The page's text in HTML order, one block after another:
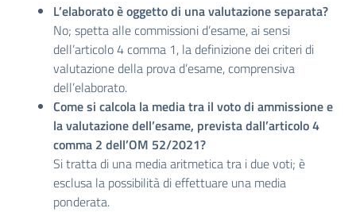
L’elaborato è oggetto di una valutazione separata?
No; spetta alle commissioni d’esame, ai sensi
dell’articolo 4 comma 1, la definizione dei criteri di
valutazione della prova d’esame, comprensiva
dell’elaborato.
Come si calcola la media tra il voto di ammissione e
la valutazione dell’esame, prevista dall’articolo 4
comma 2 dell’OM 52/2021?
Si tratta di una media aritmetica tra i due voti; è
esclusa la possibilità di effettuare una media
ponderata.